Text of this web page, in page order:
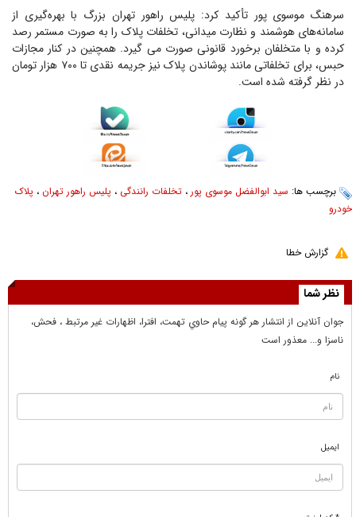
سرهنگ موسوی پور تأکید کرد: پلیس راهور تهران بزرگ با بهره‌گیری از
سامانه‌های هوشمند و نظارت میدانی، تخلفات پلاک را به صورت مستمر رصد
کرده و با متخلفان برخورد قانونی صورت می گیرد. همچنین در کنار مجازات
حبس، برای تخلفاتی مانند پوشاندن پلاک نیز جریمه نقدی تا ۷۰۰ هزار تومان
در نظر گرفته شده است.
برچسب ها: سید ابوالفضل موسوی پور ، تخلفات رانندگی ، پلیس راهور تهران ، پلاک
خودرو
گزارش خطا
نظر شما
جوان آنلاين از انتشار هر گونه پيام حاوي تهمت، افترا، اظهارات غير مرتبط ، فحش،
ناسزا و... معذور است
نام
ایمیل